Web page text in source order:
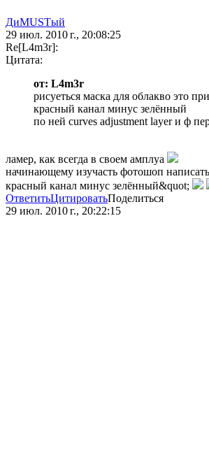
ДиMUSTый
29 июл. 2010 г., 20:08:25
Re[L4m3r]:
Цитата:
от: L4m3r
рисуеться маска для облакво это
красный канал минус зелённый
по ней curves adjustment layer и ф
ламер, как всегда в своем амплуа
начинающему изучасть фотошоп
красный канал минус зелённый&quot;
ОтветитьЦитироватьПоделиться
29 июл. 2010 г., 20:22:15